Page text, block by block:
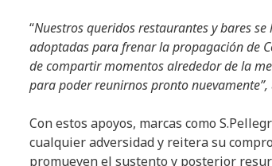
“Nuestros queridos restaurantes y bares
adoptadas para frenar la propagación de
de compartir momentos alrededor de la
para poder reunirnos pronto nuevamente”,
Con estos apoyos, marcas como
cualquier adversidad y reitera su
promueven el sustento y posterior